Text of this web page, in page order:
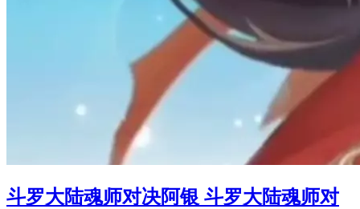
斗罗大陆魂师对决阿银 斗罗大陆魂师对